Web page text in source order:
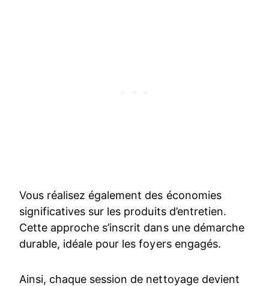
Vous réalisez également des économies
significatives sur les produits d’entretien.
Cette approche s’inscrit dans une démarche
durable, idéale pour les foyers engagés.
Ainsi, chaque session de nettoyage devient